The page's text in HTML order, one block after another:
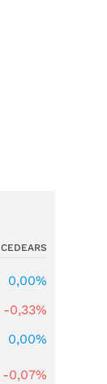
CEDEARS
0,00%
-0,33%
0,00%
-0,07%